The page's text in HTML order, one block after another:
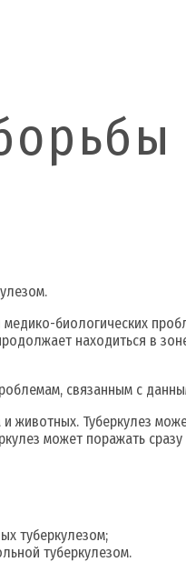
биологических
находиться в
связанным с
Туберкулез
может поражать
туберкулезом;
туберкулезом.